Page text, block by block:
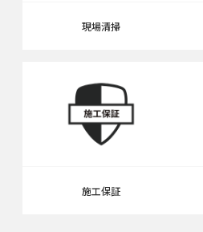
現場清掃
施工保証